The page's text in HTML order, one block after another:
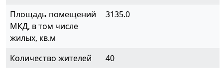
Площадь помещений
МКД, в том числе
жилых, кв.м
3135.0
Количество жителей
40